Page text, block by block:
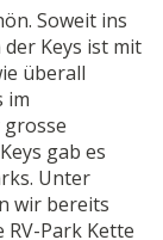
Soweit ins
Keys ist mit
überall
im
gab es
Unter
wir bereits
Park Kette